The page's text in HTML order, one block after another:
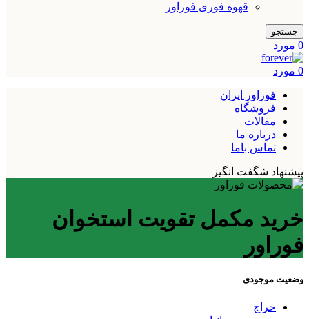
قهوه فوری فوراور
جستجو
0 مورد
0 مورد
فوراور ایران
فروشگاه
مقالات
درباره ما
تماس باما
پیشنهاد شگفت انگیز
خرید مکمل تقویت استخوان
فوراور
وضعیت موجودی
حراج